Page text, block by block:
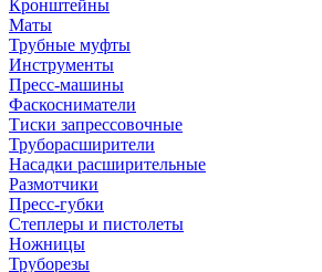
Кронштейны
Маты
Трубные муфты
Инструменты
Пресс-машины
Фаскосниматели
Тиски запрессовочные
Труборасширители
Насадки расширительные
Размотчики
Пресс-губки
Степлеры и пистолеты
Ножницы
Труборезы